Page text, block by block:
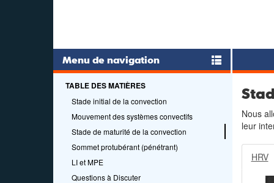
Menu de navigation
TABLE DES MATIÈRES
Stade initial de la convection
Mouvement des systèmes convectifs
Stade de maturité de la convection
Sommet protubérant (pénétrant)
LI et MPE
Questions à Discuter
Nous
leur
HRV